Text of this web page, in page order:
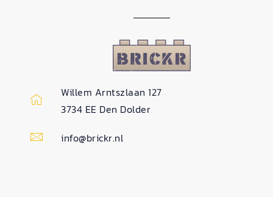
Willem Arntszlaan 127
3734 EE Den Dolder
info@brickr.nl